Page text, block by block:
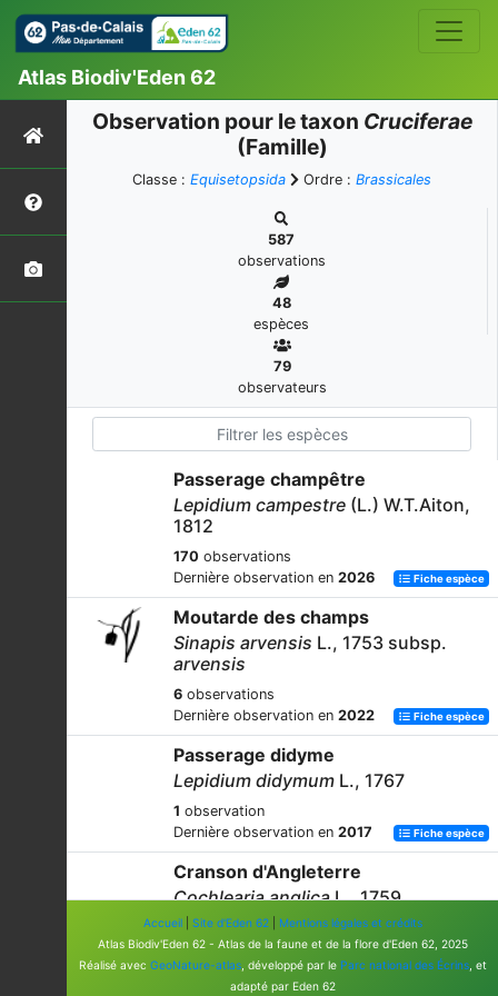
Atlas Biodiv'Eden 62
Observation pour le taxon Cruciferae
(Famille)
Classe : Equisetopsida Ordre : Brassicales
587
observations
48
espèces
79
observateurs
Passerage champêtre
Lepidium campestre (L.) W.T.Aiton,
1812
170 observations
Dernière observation en 2026 Fiche espèce
Moutarde des champs
Sinapis arvensis L., 1753 subsp.
arvensis
6 observations
Dernière observation en 2022 Fiche espèce
Passerage didyme
Lepidium didymum L., 1767
1 observation
Dernière observation en 2017 Fiche espèce
Cranson d'Angleterre
Cochlearia anglicaL., 1759
6 observations
Dernière observation en2023 Fiche espèce
Chou commun
Accueil| Site d'Eden 62|
Mentions légales et crédits
Atlas Biodiv'Eden 62 - Atlas de la faune et de la flore d'Eden 62, 2025
Réalisé avec GeoNature-atlas, développé par le Parc national des Écrins, et
adapté par Eden 62